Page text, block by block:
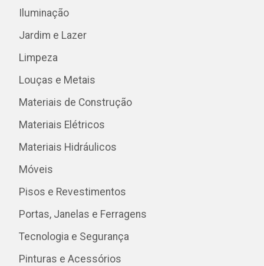
Iluminação
Jardim e Lazer
Limpeza
Louças e Metais
Materiais de Construção
Materiais Elétricos
Materiais Hidráulicos
Móveis
Pisos e Revestimentos
Portas, Janelas e Ferragens
Tecnologia e Segurança
Pinturas e Acessórios